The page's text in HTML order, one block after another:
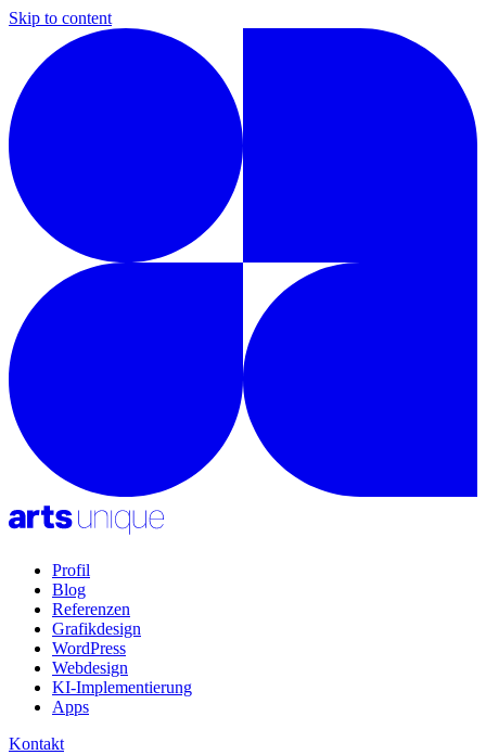
Skip to content
Profil
Blog
Referenzen
Grafikdesign
WordPress
Webdesign
KI-Implementierung
Apps
Kontakt